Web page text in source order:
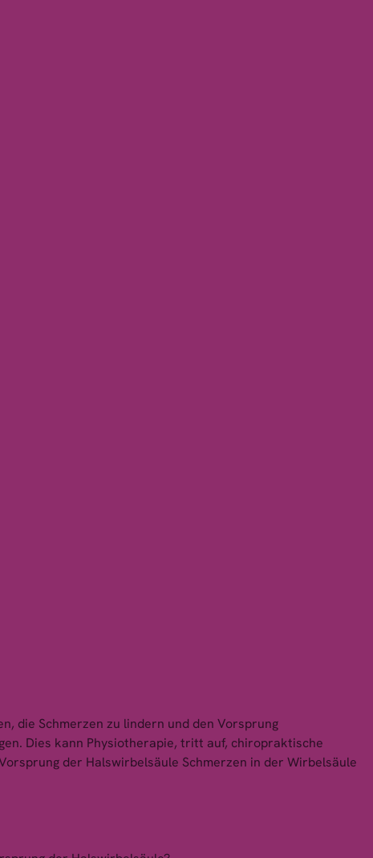
Dies kann Physiotherapie, tritt auf, chiropraktische
der Halswirbelsäule Schmerzen in der Wirbelsäule